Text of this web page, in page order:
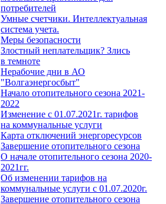
потребителей
Умные счетчики. Интеллектуальная
система учета.
Меры безопасности
Злостный неплательщик? Злись
в темноте
Нерабочие дни в АО
"Волгаэнергосбыт"
Начало отопительного сезона 2021-
2022
Изменение с 01.07.2021г. тарифов
на коммунальные услуги
Карта отключений энергоресурсов
Завершение отопительного сезона
О начале отопительного сезона 2020-
2021гг.
Об изменении тарифов на
коммунальные услуги с 01.07.2020г.
Завершение отопительного сезона